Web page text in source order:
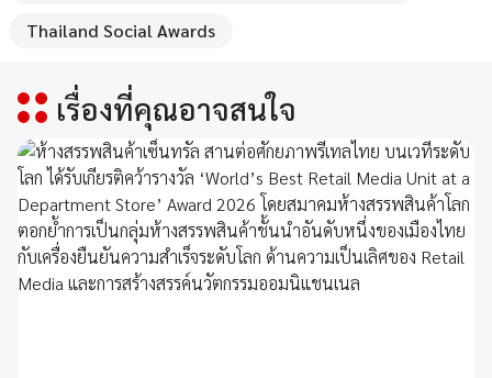
Thailand Social Awards
เรื่องที่คุณอาจสนใจ